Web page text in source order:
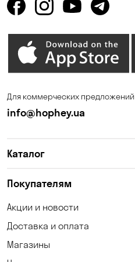
Для коммерческих предложений
info@hophey.ua
Каталог
Покупателям
Акции и новости
Доставка и оплата
Магазины